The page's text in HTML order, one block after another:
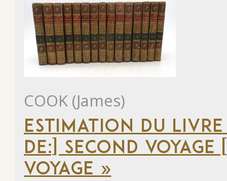
COOK (James)
ESTIMATION DU
DE:] SECOND
VOYAGE »